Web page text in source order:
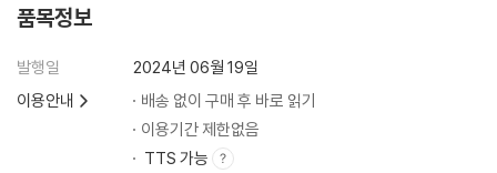
품목정보
발행일
2024년 06월 19일
이용안내
배송 없이 구매 후 바로 읽기
이용기간 제한없음
TTS 가능